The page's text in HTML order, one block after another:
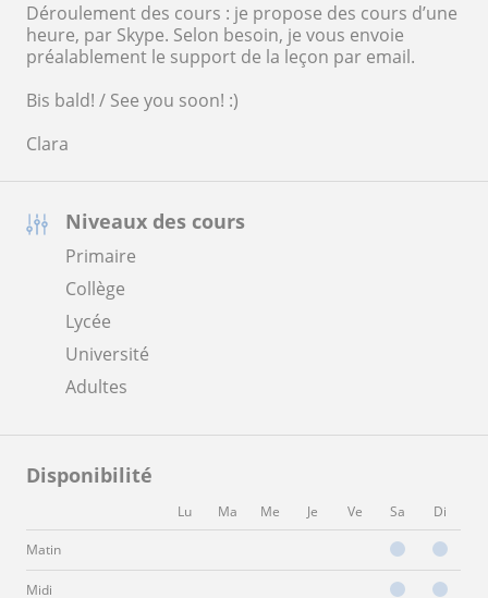
Niveaux des cours
Primaire
Collège
Lycée
Université
Adultes
Disponibilité
Lu Ma Me Je Ve Sa Di
Matin
Midi
Déroulement des cours : je propose des cours d’une
heure, par Skype. Selon besoin, je vous envoie
préalablement le support de la leçon par email.
Bis bald! / See you soon! :)
Clara